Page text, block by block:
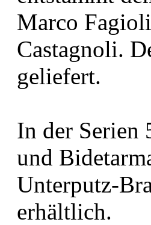
Marco
Castagnoli.
geliefert.
In der Serien
und
Unterputz-
erhältlich.